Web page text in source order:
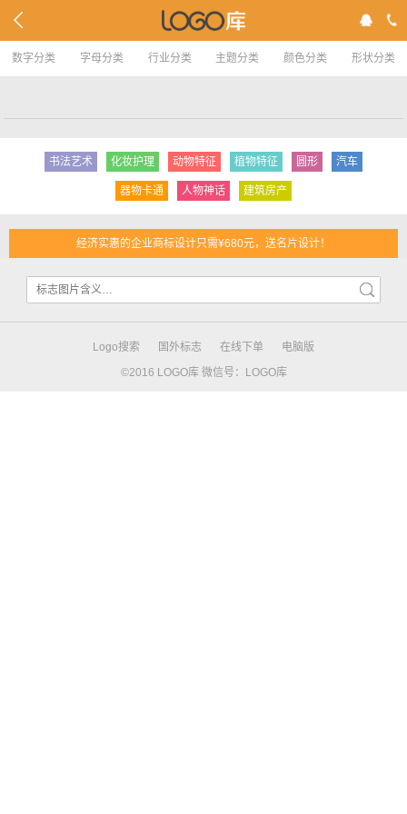
数字分类 字母分类 行业分类 主题分类 颜色分类 形状分类
书法艺术 化妆护理 动物特征 植物特征 圆形 汽车
器物卡通 人物神话 建筑房产
经济实惠的企业商标设计只需¥680元，送名片设计！
Logo搜索 国外标志 在线下单
电脑版
©2016 LOGO库 微信号：LOGO库